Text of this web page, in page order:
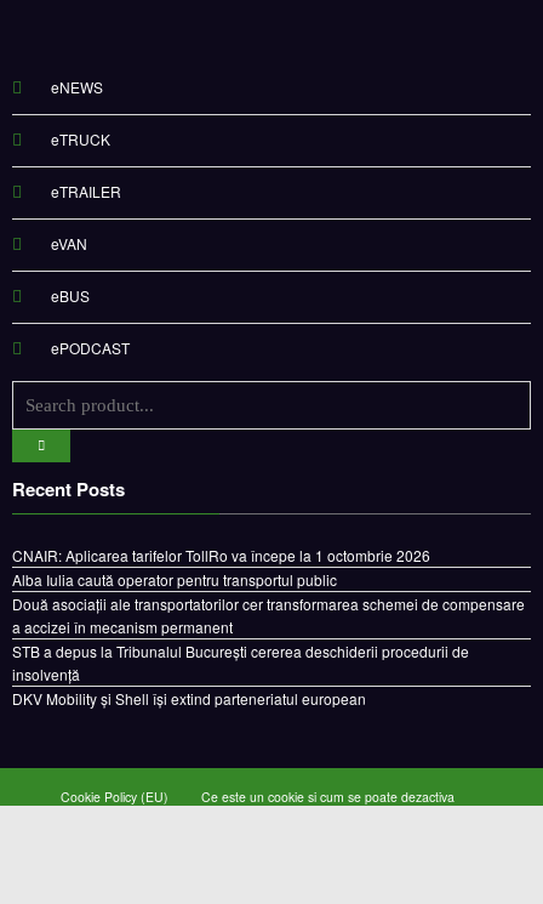
eNEWS
eTRUCK
eTRAILER
eVAN
eBUS
ePODCAST
Recent Posts
CNAIR: Aplicarea tarifelor TollRo va începe la 1 octombrie 2026
Alba Iulia caută operator pentru transportul public
Două asociații ale transportatorilor cer transformarea schemei de compensare
a accizei în mecanism permanent
STB a depus la Tribunalul București cererea deschiderii procedurii de
insolvență
DKV Mobility și Shell își extind parteneriatul european
Cookie Policy (EU)
Ce este un cookie si cum se poate dezactiva